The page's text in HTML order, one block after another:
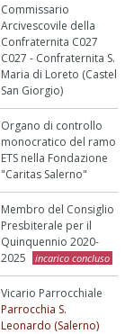
Commissario
Arcivescovile della
Confraternita C027
C027 - Confraternita S.
Maria di Loreto (Castel
San Giorgio)
Organo di controllo
monocratico del ramo
ETS nella Fondazione
"Caritas Salerno"
Membro del Consiglio
Presbiterale per il
Quinquennio 2020-
2025
incarico concluso
Vicario Parrocchiale
Parrocchia S.
Leonardo (Salerno)